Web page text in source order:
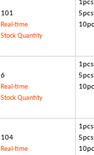
101
Real-time
Stock Quantity
6
Real-time
Stock Quantity
104
Real-time